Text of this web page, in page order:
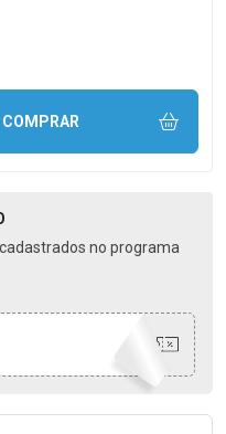
UMA UNIDADE
COMPRAR
no programa